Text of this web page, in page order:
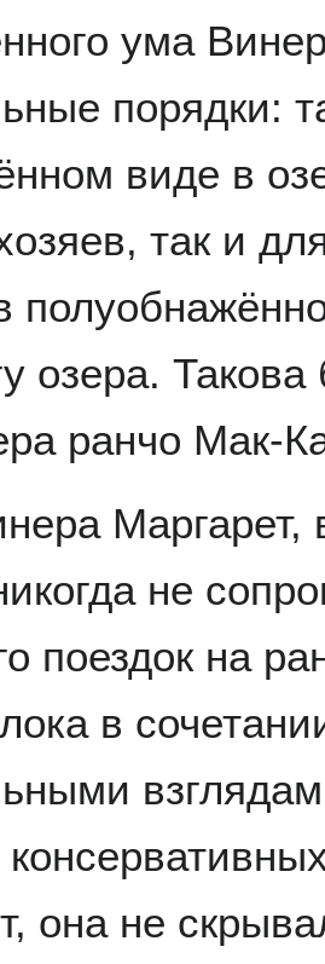
ума
порядки:
виде в
так и
озера.
ранчо Мак-
Маргарет,
не
поездок на
в
она не